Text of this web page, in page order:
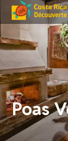
Aller
contenu
Poas